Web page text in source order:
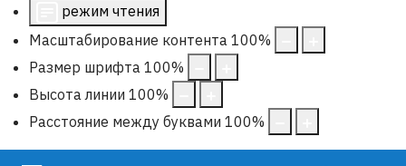
режим чтения
Масштабирование контента 100%
Размер шрифта 100%
Высота линии 100%
Расстояние между буквами 100%